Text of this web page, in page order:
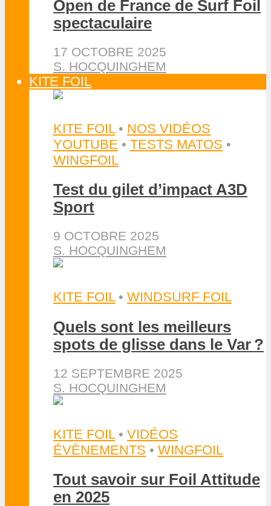
Open de France de Surf Foil
spectaculaire
17 OCTOBRE 2025
S. HOCQUINGHEM
KITE FOIL
KITE FOIL • NOS VIDÉOS
YOUTUBE • TESTS MATOS •
WINGFOIL
Test du gilet d’impact A3D
Sport
9 OCTOBRE 2025
S. HOCQUINGHEM
KITE FOIL • WINDSURF FOIL
Quels sont les meilleurs
spots de glisse dans le Var ?
12 SEPTEMBRE 2025
S. HOCQUINGHEM
KITE FOIL • VIDÉOS
ÉVÈNEMENTS • WINGFOIL
Tout savoir sur Foil Attitude
en 2025